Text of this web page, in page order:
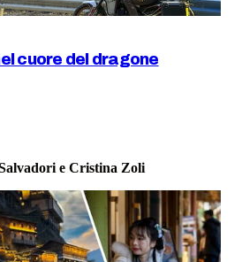
cuore del dragone
e Cristina Zoli